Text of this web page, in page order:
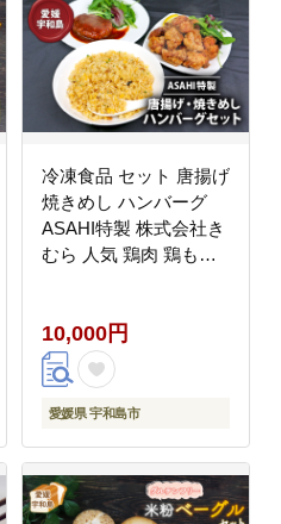
冷凍食品 セット 唐揚げ
焼きめし ハンバーグ
ASAHI特製 株式会社き
むら 人気 鶏肉 鶏もも
冷凍ハンバーグ 肉 お肉
にく チャーハン 炒飯
焼き飯 手作り 惣菜 温
めるだけ 中華 簡単 愛
10,000円
愛媛県 宇和島市